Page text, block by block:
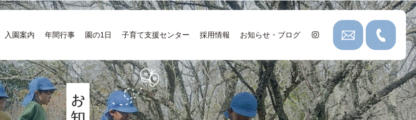
入園案内 年間行事 園の1日 子育て支援センター 採用情報 お知らせ・ブログ